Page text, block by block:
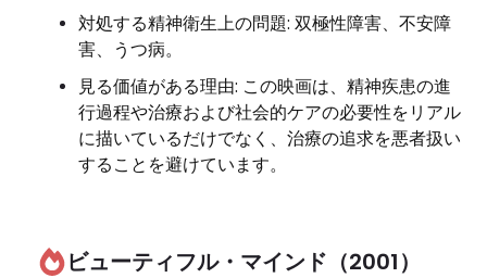
対処する精神衛生上の問題: 双極性障害、不安障
害、うつ病。
見る価値がある理由: この映画は、精神疾患の進
行過程や治療および社会的ケアの必要性をリアル
に描いているだけでなく、治療の追求を悪者扱い
することを避けています。
ビューティフル・マインド（2001）